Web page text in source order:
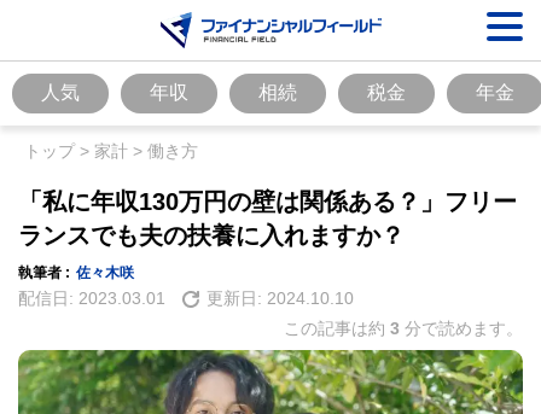
人気 年収 相続 税金 年金
トップ> 家計 > 働き方
「私に年収130万円の壁は関係ある？」フリー
ランスでも夫の扶養に入れますか？
執筆者 : 佐々木咲
配信日: 2023.03.01 更新日: 2024.10.10
この記事は約 3 分で読めます。